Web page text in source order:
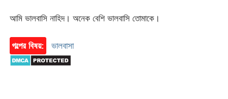
আমি ভালবাসি নাহিদ। অনেক বেশি ভালবাসি তোমাকে।
গল্পের বিষয়: ভালবাসা